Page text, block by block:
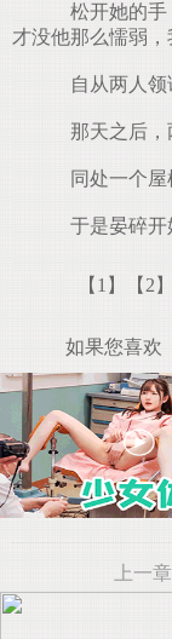
松开她的手
才没他那么懦弱，
自从两人领
那天之后，
同处一个屋
于是晏碎开
【1】 【2】
如果您喜欢
上一章